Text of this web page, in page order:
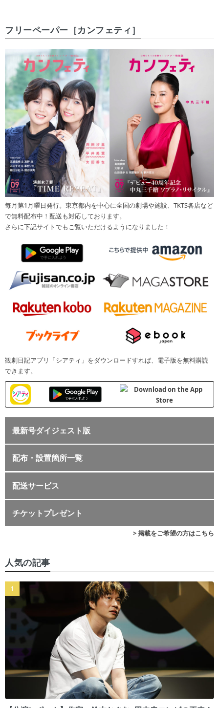
フリーペーパー［カンフェティ］
毎月第1月曜日発行。東京都内を中心に全国の劇場や施設、TKTS各店など
で無料配布中！配送も対応しております。
さらに下記サイトでもご覧いただけるようになりました！
観劇日記アプリ「シアティ」をダウンロードすれば、電子版を無料購読
できます。
最新号ダイジェスト版
配布・設置箇所一覧
配送サービス
チケットプレゼント
> 掲載をご希望の方はこちら
人気の記事